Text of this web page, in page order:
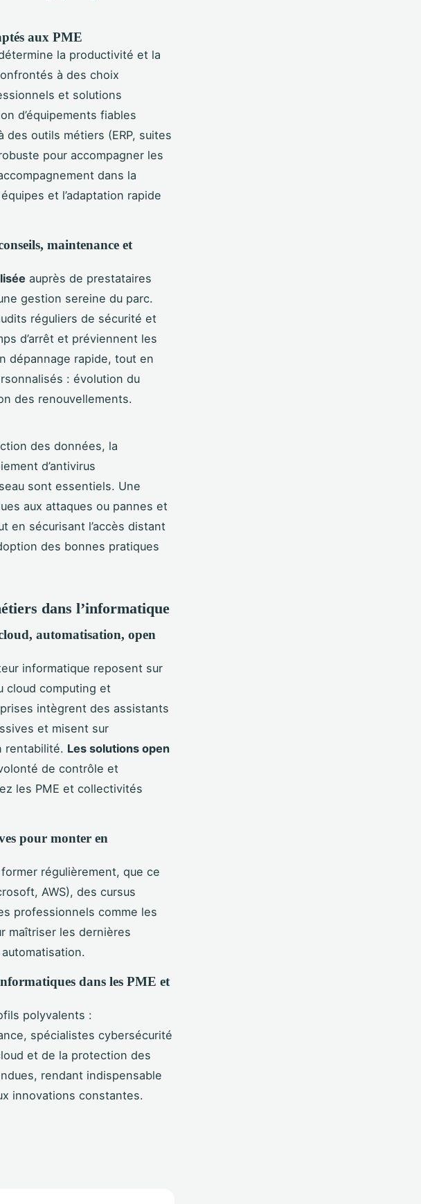
aux PME
la productivité et la
à des choix
et solutions
d’équipements fiables
outils métiers (ERP, suites
pour accompagner les
dans la
et l’adaptation rapide
maintenance et
auprès de prestataires
gestion sereine du parc.
réguliers de sécurité et
d’arrêt et préviennent les
dépannage rapide, tout en
: évolution du
des renouvellements.
des données, la
d’antivirus
sont essentiels. Une
aux attaques ou pannes et
en sécurisant l’accès distant
des bonnes pratiques
dans l’informatique
automatisation, open
informatique reposent sur
cloud computing et
intègrent des assistants
et misent sur
rentabilité. Les solutions open
de contrôle et
les PME et collectivités
pour monter en
régulièrement, que ce
AWS), des cursus
professionnels comme les
maîtriser les dernières
dans les PME et
polyvalents :
spécialistes cybersécurité
et de la protection des
rendant indispensable
innovations constantes.